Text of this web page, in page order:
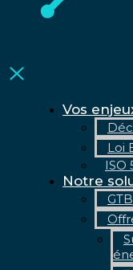
Vos
Loi
ISO
Notre
GTB